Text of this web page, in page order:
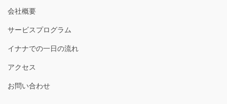
会社概要
サービスプログラム
イナナでの一日の流れ
アクセス
お問い合わせ